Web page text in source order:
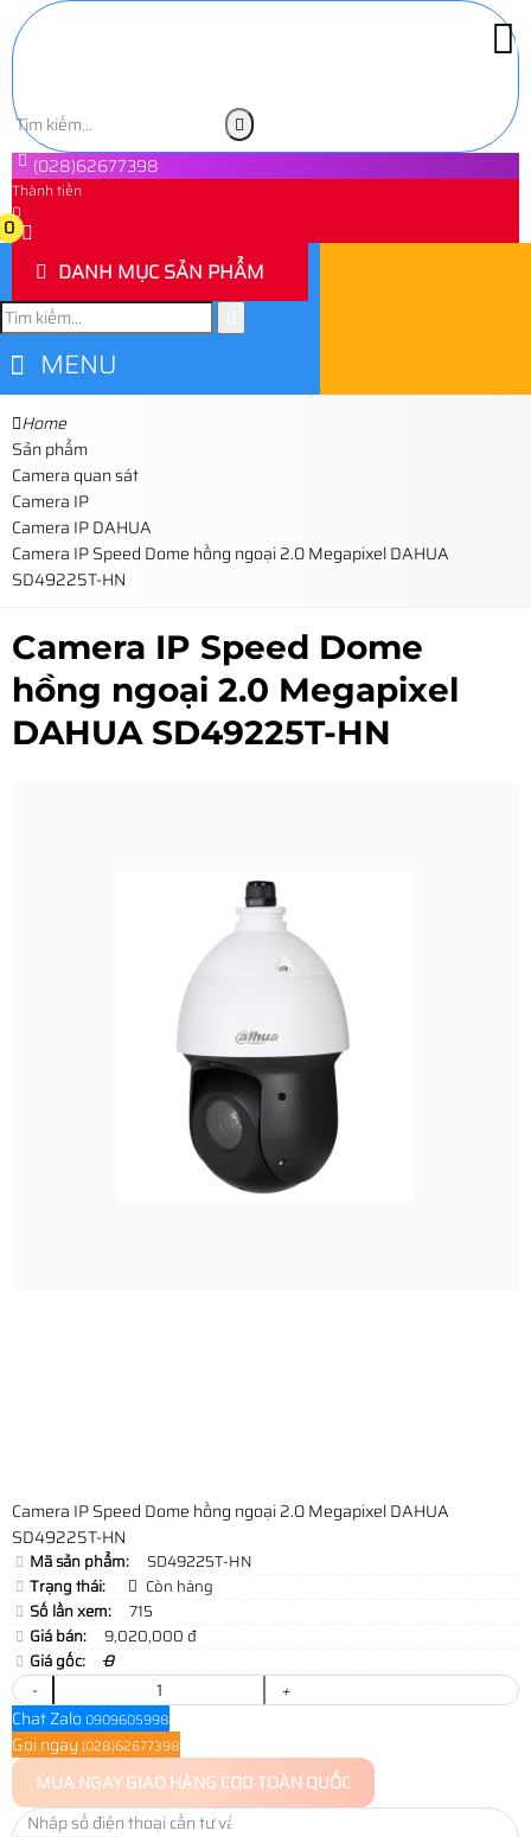
(028)62677398
Thành tiền
0
0
DANH MỤC SẢN PHẨM
MENU
Home
Sản phẩm
Camera quan sát
Camera IP
Camera IP DAHUA
Camera IP Speed Dome hồng ngoại 2.0 Megapixel DAHUA
SD49225T-HN
Camera IP Speed Dome
hồng ngoại 2.0 Megapixel
DAHUA SD49225T-HN
Camera IP Speed Dome hồng ngoại 2.0 Megapixel DAHUA
SD49225T-HN
Mã sản phẩm:
SD49225T-HN
Trạng thái:
Còn hàng
Số lần xem:
715
Giá bán:
9,020,000 đ
Giá gốc:
0
-
+
Chat Zalo 0909605998
Gọi ngay (028)62677398
MUA NGAYGIAO HÀNG COD TOÀN QUỐC